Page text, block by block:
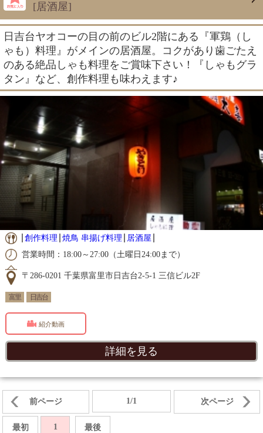
[居酒屋]
日吉台ヤオコーの目の前のビル2階にある『軍鶏（し
ゃも）料理』がメインの居酒屋。コクがあり歯ごたえ
のある絶品しゃも料理をご賞味下さい！『しゃもグラ
タン』など、創作料理も味わえます♪
創作料理 焼鳥 串揚げ料理
居酒屋
営業時間：18:00～27:00（土曜日24:00まで）
〒286-0201 千葉県富里市日吉台2-5-1 三信ビル2F
富里 日吉台
紹介動画
詳細を見る
前ページ 1/1 次ページ
最初 1 最後